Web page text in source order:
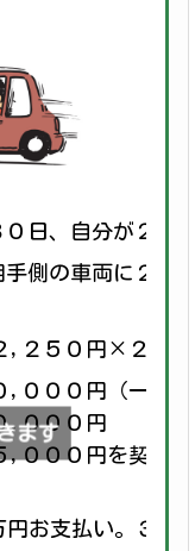
日、自分が２０
側の車両に２０,
,２５０円×２０
,０００円（一時
００円
円を契約者に
お支払い。３万
す